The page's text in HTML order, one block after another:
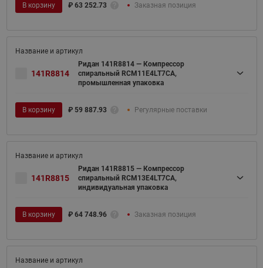
В корзину ₽ 63 252.73 Заказная позиция
141R8814
Ридан 141R8814 — Компрессор
спиральный RCM11E4LT7CA,
промышленная упаковка
В корзину ₽ 59 887.93 Регулярные поставки
141R8815
Ридан 141R8815 — Компрессор
спиральный RCM13E4LT7CA,
индивидуальная упаковка
В корзину ₽ 64 748.96 Заказная позиция